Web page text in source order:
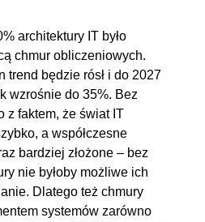
00:00:45
00:03:03
AWS
00:04:21
root
00:06:32
00:12:52
01:52:12
architektury IT było
chmur obliczeniowych.
trend będzie rósł i do 2027
wzrośnie do 35%. Bez
z faktem, że świat IT
a współczesne
bardziej złożone – bez
nie byłoby możliwe ich
Dlatego też chmury
systemów zarówno